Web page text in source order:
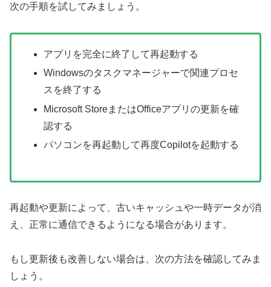
次の手順を試してみましょう。
アプリを完全に終了して再起動する
Windowsのタスクマネージャーで関連プロセ
スを終了する
Microsoft StoreまたはOfficeアプリの更新を確
認する
パソコンを再起動して再度Copilotを起動する
再起動や更新によって、古いキャッシュや一時データが消
え、正常に通信できるようになる場合があります。
もし更新後も改善しない場合は、次の方法を確認してみま
しょう。